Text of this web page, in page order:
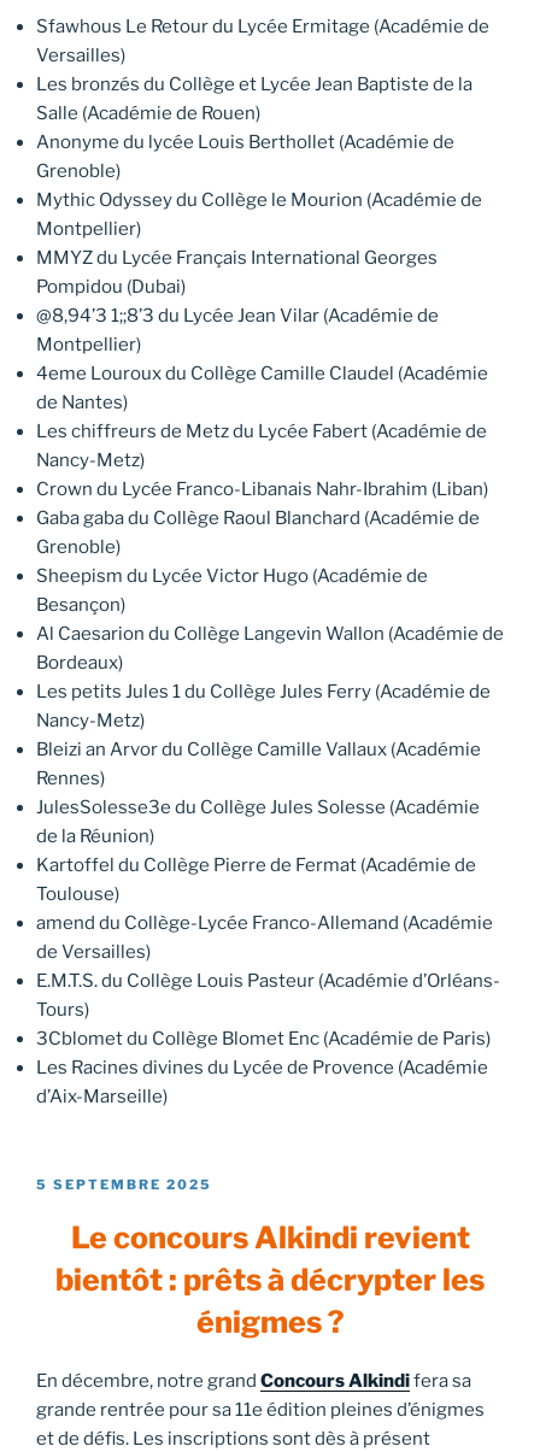
Sfawhous Le Retour du Lycée Ermitage (Académie de
Versailles)
Les bronzés du Collège et Lycée Jean Baptiste de la
Salle (Académie de Rouen)
Anonyme du lycée Louis Berthollet (Académie de
Grenoble)
Mythic Odyssey du Collège le Mourion (Académie de
Montpellier)
MMYZ du Lycée Français International Georges
Pompidou (Dubai)
@8,94’3 1;;8’3 du Lycée Jean Vilar (Académie de
Montpellier)
4eme Louroux du Collège Camille Claudel (Académie
de Nantes)
Les chiffreurs de Metz du Lycée Fabert (Académie de
Nancy-Metz)
Crown du Lycée Franco-Libanais Nahr-Ibrahim (Liban)
Gaba gaba du Collège Raoul Blanchard (Académie de
Grenoble)
Sheepism du Lycée Victor Hugo (Académie de
Besançon)
Al Caesarion du Collège Langevin Wallon (Académie de
Bordeaux)
Les petits Jules 1 du Collège Jules Ferry (Académie de
Nancy-Metz)
Bleizi an Arvor du Collège Camille Vallaux (Académie
Rennes)
JulesSolesse3e du Collège Jules Solesse (Académie
de la Réunion)
Kartoffel du Collège Pierre de Fermat (Académie de
Toulouse)
amend du Collège-Lycée Franco-Allemand (Académie
de Versailles)
E.M.T.S. du Collège Louis Pasteur (Académie d’Orléans-
Tours)
3Cblomet du Collège Blomet Enc (Académie de Paris)
Les Racines divines du Lycée de Provence (Académie
d’Aix-Marseille)
PUBLIÉ
5 SEPTEMBRE 2025
Le concours Alkindi revient
bientôt : prêts à décrypter les
énigmes ?
En décembre, notre grand Concours Alkindifera sa
grande rentrée pour sa 11e édition pleines d’énigmes
et de défis. Les inscriptions sont dès à présent